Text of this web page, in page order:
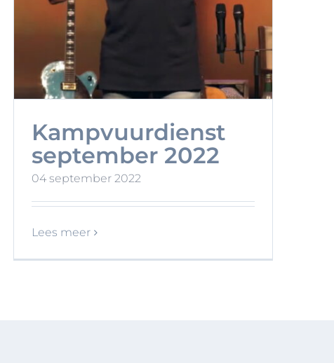
Kampvuurdienst
september 2022
04 september 2022
Lees meer